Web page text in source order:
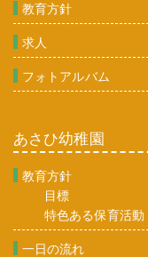
教育方針
求人
フォトアルバム
あさひ幼稚園
教育方針
目標
特色ある保育活動
一日の流れ